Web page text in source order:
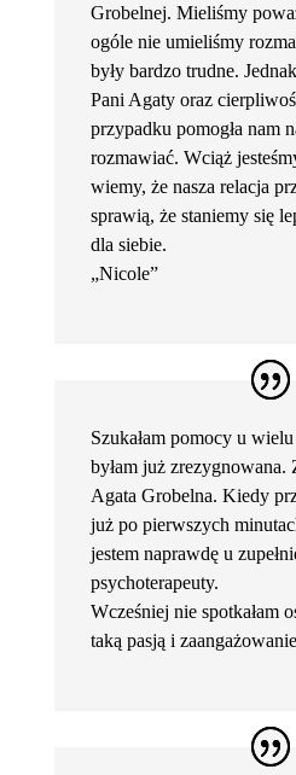
Grobelnej. Mieliśmy
ogóle nie umieliśmy
były bardzo trudne.
Pani Agaty oraz
przypadku pomogła nam
rozmawiać. Wciąż
wiemy, że nasza relacja
sprawią, że staniemy się
dla siebie.
„Nicole”
Szukałam pomocy u
byłam już zrezygnowana.
Agata Grobelna. Kiedy
już po pierwszych
jestem naprawdę u
psychoterapeuty.
Wcześniej nie spotkałam
taką pasją i